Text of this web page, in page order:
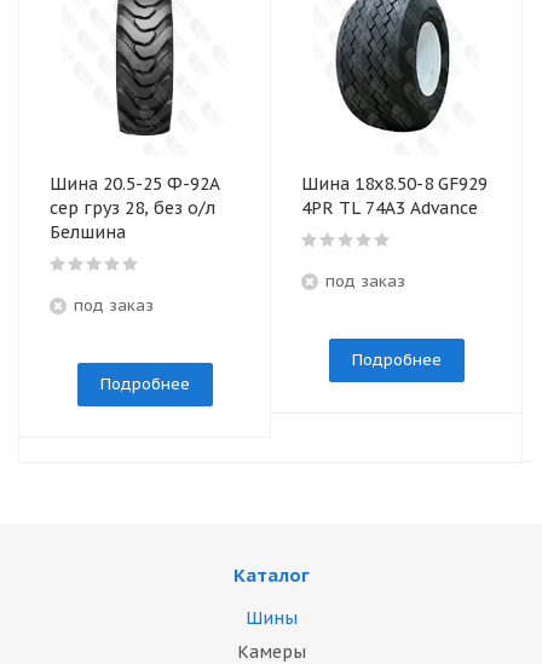
Шина 20.5-25 Ф-92А
сер груз 28, без о/л
Белшина
под заказ
Подробнее
Шина 18x8.50-8 GF929
4PR TL 74A3 Advance
под заказ
Подробнее
Каталог
Шины
Камеры